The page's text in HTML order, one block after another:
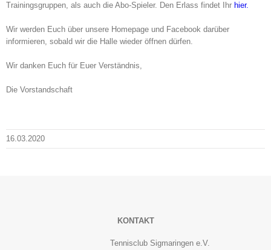
Trainingsgruppen, als auch die Abo-Spieler. Den Erlass findet Ihr hier.
Wir werden Euch über unsere Homepage und Facebook darüber
informieren, sobald wir die Halle wieder öffnen dürfen.
Wir danken Euch für Euer Verständnis,
Die Vorstandschaft
16.03.2020
KONTAKT
Tennisclub Sigmaringen e.V.